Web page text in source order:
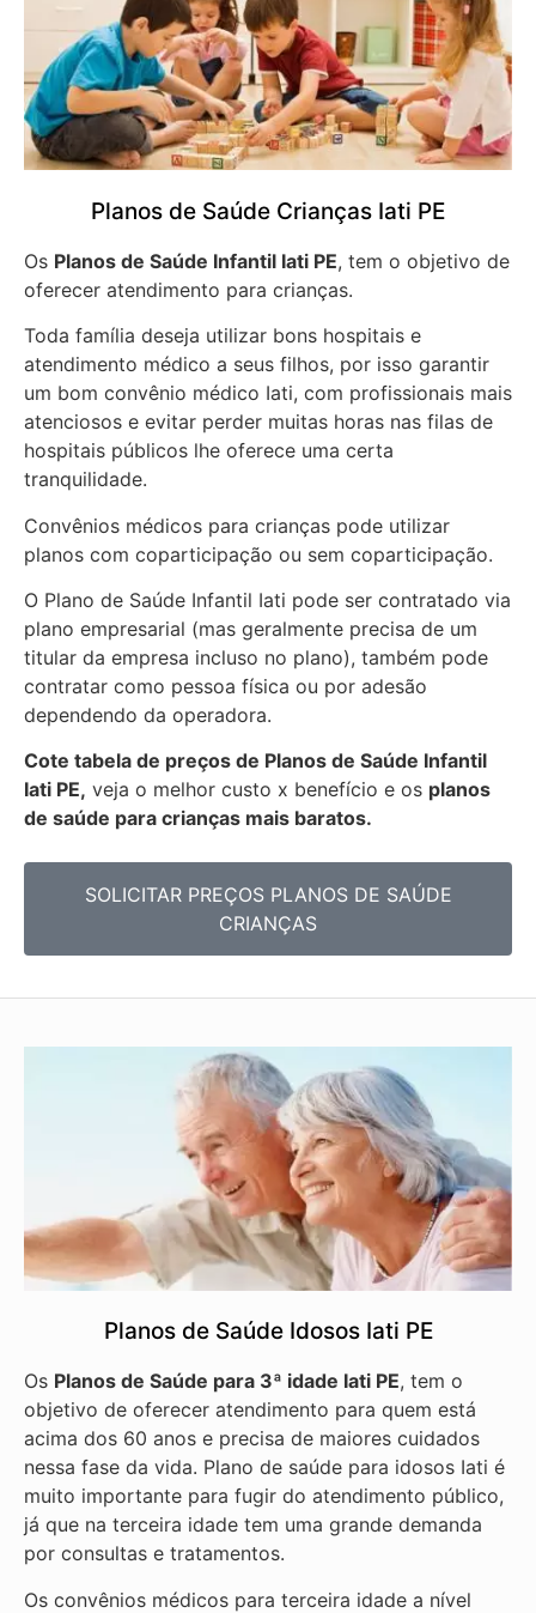
Planos de Saúde Crianças Iati PE
Os Planos de Saúde Infantil Iati PE, tem o objetivo de
oferecer atendimento para crianças.
Toda família deseja utilizar bons hospitais e
atendimento médico a seus filhos, por isso garantir
um bom convênio médico Iati, com profissionais mais
atenciosos e evitar perder muitas horas nas filas de
hospitais públicos lhe oferece uma certa
tranquilidade.
Convênios médicos para crianças pode utilizar
planos com coparticipação ou sem coparticipação.
O Plano de Saúde Infantil Iati pode ser contratado via
plano empresarial (mas geralmente precisa de um
titular da empresa incluso no plano), também pode
contratar como pessoa física ou por adesão
dependendo da operadora.
Cote tabela de preços de Planos de Saúde Infantil
Iati PE, veja o melhor custo x benefício e os planos
de saúde para crianças mais baratos.
SOLICITAR PREÇOS PLANOS DE SAÚDE
CRIANÇAS
Planos de Saúde Idosos Iati PE
Os Planos de Saúde para 3ª idade Iati PE, tem o
objetivo de oferecer atendimento para quem está
acima dos 60 anos e precisa de maiores cuidados
nessa fase da vida. Plano de saúde para idosos Iati é
muito importante para fugir do atendimento público,
já que na terceira idade tem uma grande demanda
por consultas e tratamentos.
Os convênios médicos para terceira idade a nível